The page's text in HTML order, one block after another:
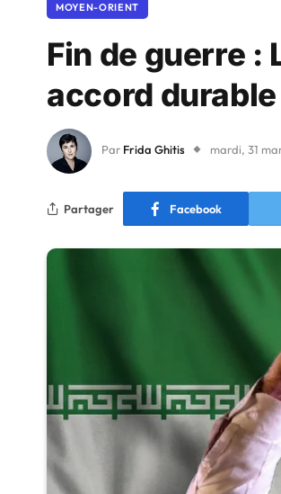
MOYEN-ORIENT
Fin de guerre :
accord
Par Frida Ghitis mardi, 31
Partager Facebook